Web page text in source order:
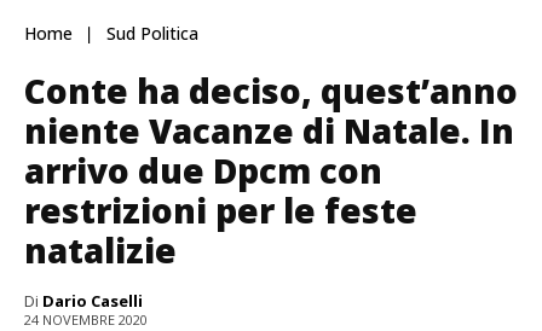
Home Sud Politica
Conte ha deciso, quest’anno
niente Vacanze di Natale. In
arrivo due Dpcm con
restrizioni per le feste
natalizie
Di Dario Caselli
24 NOVEMBRE 2020